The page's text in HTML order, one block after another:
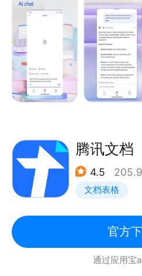
大于10.1英寸的平板上的所
条件的Office 365企业版账
Office 365)创建及编辑文档。
你在移动设备上完成工作。
要求：
• OS 版本：Android 的最新
基于 ARM 的处理器或 Intel
1 GB RAM 或更高
遵守单独的隐私声明以及条
商店和此应用提供的数据可
用发行商访问（若适用），
处理的地点可能在美国，也
家/地区。
请参阅 Microsoft 最终用户
腾讯文档
4.5
文档表格
官方
通过应用宝